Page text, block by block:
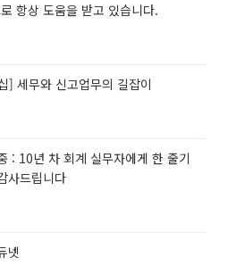
항상 도움을 받고 있습니다.
] 세무와 신고업무의 길잡이
: 10년 차 회계 실무자에게 한 줄기
사드립니다
넷